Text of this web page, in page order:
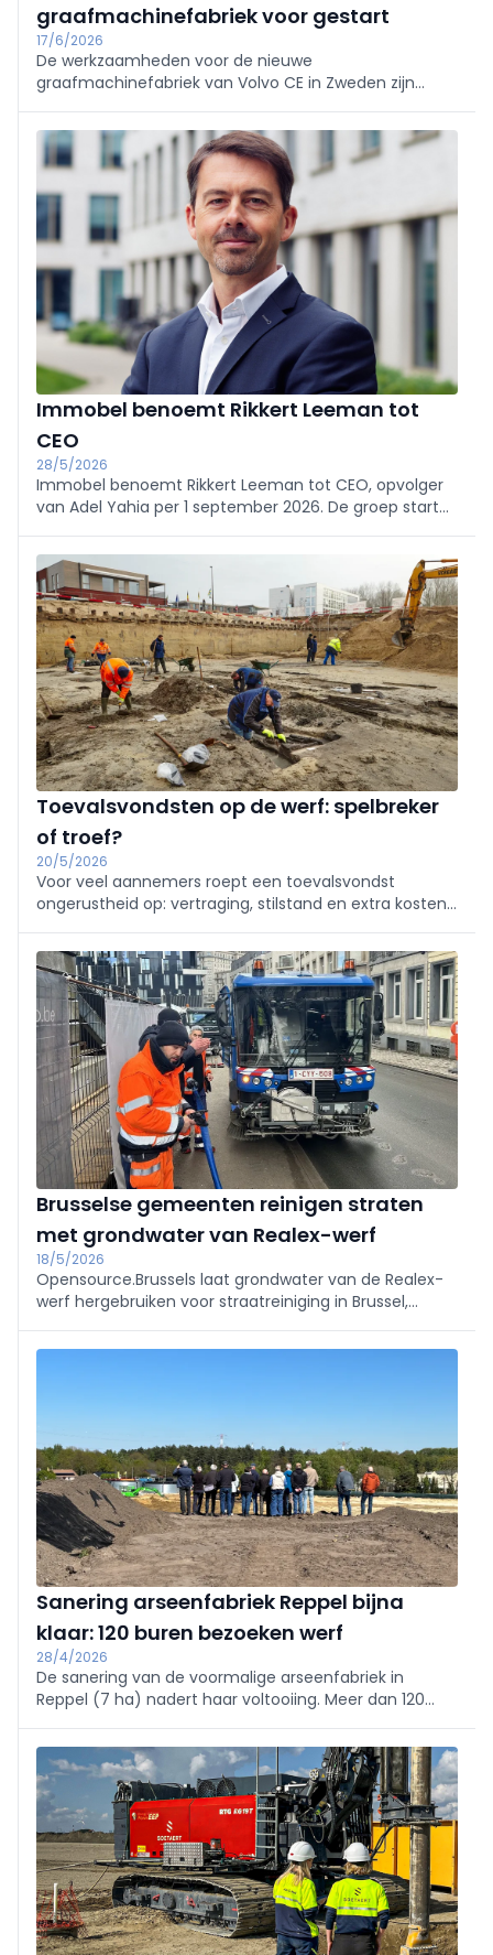
graafmachinefabriek voor gestart
17/6/2026
De werkzaamheden voor de nieuwe
graafmachinefabriek van Volvo CE in Zweden zijn
Kristersson en vicepremier Ebba Busch markeerden de
gelegenheid door ...
Immobel benoemt Rikkert Leeman tot
CEO
28/5/2026
Immobel benoemt Rikkert Leeman tot CEO, opvolger
van Adel Yahia per 1 september 2026. De groep start
voltooiing en verhuur van de portefeuille in 2026-2027,
en selectieve groei via partnerschappen. Leeman
brengt ruime vastgoedervaring.
Toevalsvondsten op de werf: spelbreker
of troef?
20/5/2026
Voor veel aannemers roept een toevalsvondst
ongerustheid op: vertraging, stilstand en extra kosten.
gingen in gesprek met Sam De Decker, archeoloog bij
het agentschap Onroerend Erfgoed.
Brusselse gemeenten reinigen straten
met grondwater van Realex-werf
18/5/2026
Opensource.Brussels laat grondwater van de Realex-
werf hergebruiken voor straatreiniging in Brussel,
riolering.
Sanering arseenfabriek Reppel bijna
klaar: 120 buren bezoeken werf
28/4/2026
De sanering van de voormalige arseenfabriek in
Reppel (7 ha) nadert haar voltooiing. Meer dan 120
werfbezoek, met zicht vanaf de acht meter hoge
saneringsberging. Sinds juni 2024 werd 312.000 m³
verontreinigde grond afgegraven, waarvan 245.000 m³
zwaar vervuild en veilig geborgen; 290.000 m³
grondwater werd gezuiverd en ca. 2.450 kg arseen
verwijderd, waardoor de historische verontreiniging
onder controle is. OVAM en de Vlaamse overheid
benadrukken transparantie en buurtbetrokkenheid. De
site krijgt een groene herinrichting en onderzoekt
plannen voor een zonnepark met batterijopslag.